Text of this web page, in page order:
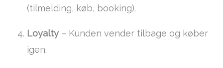
(tilmelding, køb, booking).
Loyalty– Kunden vender tilbage og køber
igen.